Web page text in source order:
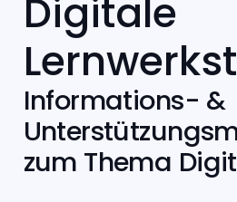
Digitale
Informations- &
zum Thema